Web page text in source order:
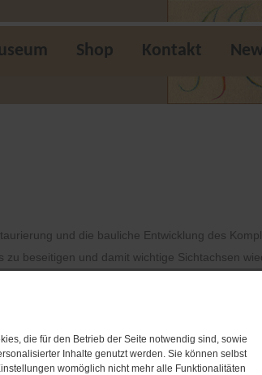
die für den Betrieb der Seite notwendig sind, sowie
Inhalte genutzt werden. Sie können selbst
womöglich nicht mehr alle Funktionalitäten
Shop Kontakt
und die bauliche Entwicklung des
beseitigen und damit wichtige Sichtachsen
Erholungsort” an die Stadt Werder (Havel).
124. Blütenfest der Stadt 2003 wurde
dass die Bismarckhöhe wieder angenommen